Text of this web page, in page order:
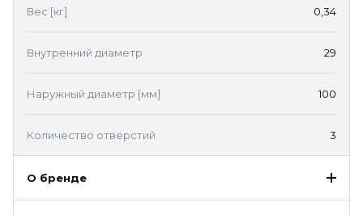
Вес [кг] 0,34
Внутренний диаметр 29
Наружный диаметр [мм] 100
Количество отверстий 3
О бренде